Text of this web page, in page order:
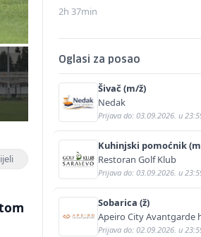
2h 37min
Oglasi za posao
Šivač (m/ž)
Nedak
Prijava do: 03.09.2026. u
Kuhinjski pomoćnik
Restoran Golf Klub
Prijava do: 03.09.2026. u
Sobarica (ž)
Apeiro City Avantgarde
Prijava do: 02.09.2026. u